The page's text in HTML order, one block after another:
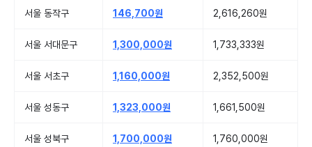
서울 동작구 146,700원 2,616,260원
서울 서대문구 1,300,000원 1,733,333원
서울 서초구 1,160,000원 2,352,500원
서울 성동구 1,323,000원 1,661,500원
서울 성북구 1,700,000원 1,760,000원